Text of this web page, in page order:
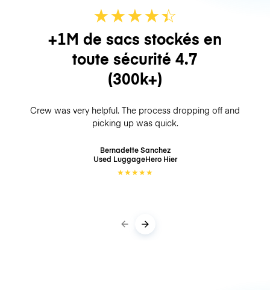
★★★★☆
★
+1M de sacs stockés en
toute sécurité 4.7
(300k+)
Crew was very helpful. The process dropping off and
picking up was quick.
Bernadette Sanchez
Used LuggageHero Hier
★★★★★